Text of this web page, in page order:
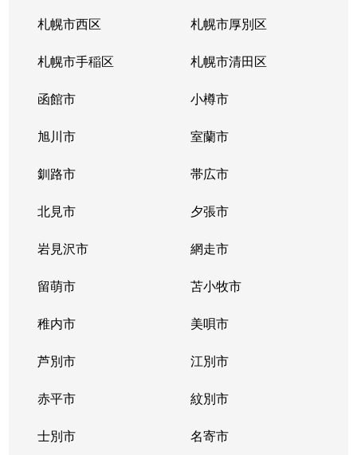
札幌市西区 札幌市厚別区
札幌市手稲区 札幌市清田区
函館市 小樽市
旭川市 室蘭市
釧路市 帯広市
北見市 夕張市
岩見沢市 網走市
留萌市 苫小牧市
稚内市 美唄市
芦別市 江別市
赤平市 紋別市
士別市 名寄市